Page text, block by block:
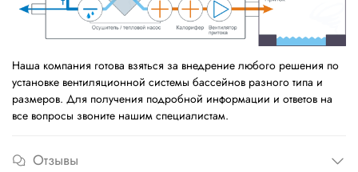
Наша компания готова взяться за внедрение любого решения по
установке вентиляционной системы бассейнов разного типа и
размеров. Для получения подробной информации и ответов на
все вопросы звоните нашим специалистам.
Отзывы